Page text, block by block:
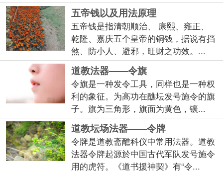
五帝钱以及用法原理
五帝钱是指清朝顺治、 康熙、雍正、
乾隆、嘉庆五个皇帝的铜钱，据说有挡
煞、防小人、避邪，旺财之功效。...
道教法器——令旗
令旗是一种发令工具，同样也是一种权
利的象征。为高功在醮坛发号施令的旗
子。旗为三角形，旗面为黄色，镶...
道教坛场法器——令牌
令牌是道教斋醮科仪中常用法器。道教
法器令牌起源於中国古代军队发号施令
用的虎符。《道书援神契》有“令...